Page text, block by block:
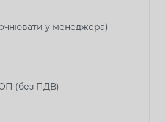
у менеджера)
(без ПДВ)